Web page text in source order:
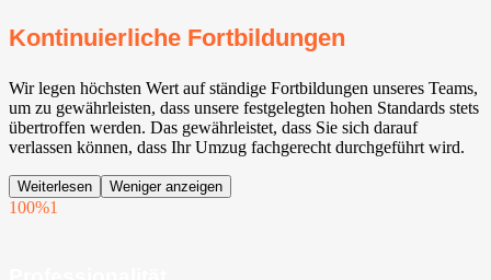
Kontinuierliche Fortbildungen
Wir legen höchsten Wert auf ständige Fortbildungen unseres Teams,
um zu gewährleisten, dass unsere festgelegten hohen Standards stets
übertroffen werden. Das gewährleistet, dass Sie sich darauf
verlassen können, dass Ihr Umzug fachgerecht durchgeführt wird.
Weiterlesen Weniger anzeigen
100%1